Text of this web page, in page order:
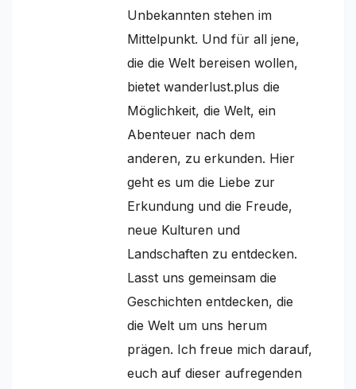
Unbekannten stehen im
Mittelpunkt. Und für all jene,
die die Welt bereisen wollen,
bietet wanderlust.plus die
Möglichkeit, die Welt, ein
Abenteuer nach dem
anderen, zu erkunden. Hier
geht es um die Liebe zur
Erkundung und die Freude,
neue Kulturen und
Landschaften zu entdecken.
Lasst uns gemeinsam die
Geschichten entdecken, die
die Welt um uns herum
prägen. Ich freue mich darauf,
euch auf dieser aufregenden